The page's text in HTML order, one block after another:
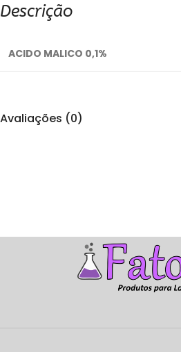
Descrição
ACIDO MALICO 0,1%
Avaliações (0)